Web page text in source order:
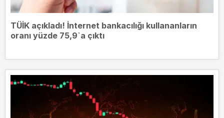
TÜİK açıkladı! İnternet bankacılığı kullananların
oranı yüzde 75,9`a çıktı